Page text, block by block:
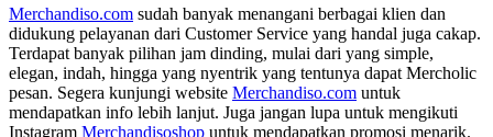
Merchandiso.com sudah banyak menangani berbagai klien dan
didukung pelayanan dari Customer Service yang handal juga cakap.
Terdapat banyak pilihan jam dinding, mulai dari yang simple,
elegan, indah, hingga yang nyentrik yang tentunya dapat Mercholic
pesan. Segera kunjungi website Merchandiso.com untuk
mendapatkan info lebih lanjut. Juga jangan lupa untuk mengikuti
Instagram Merchandisoshop untuk mendapatkan promosi menarik.